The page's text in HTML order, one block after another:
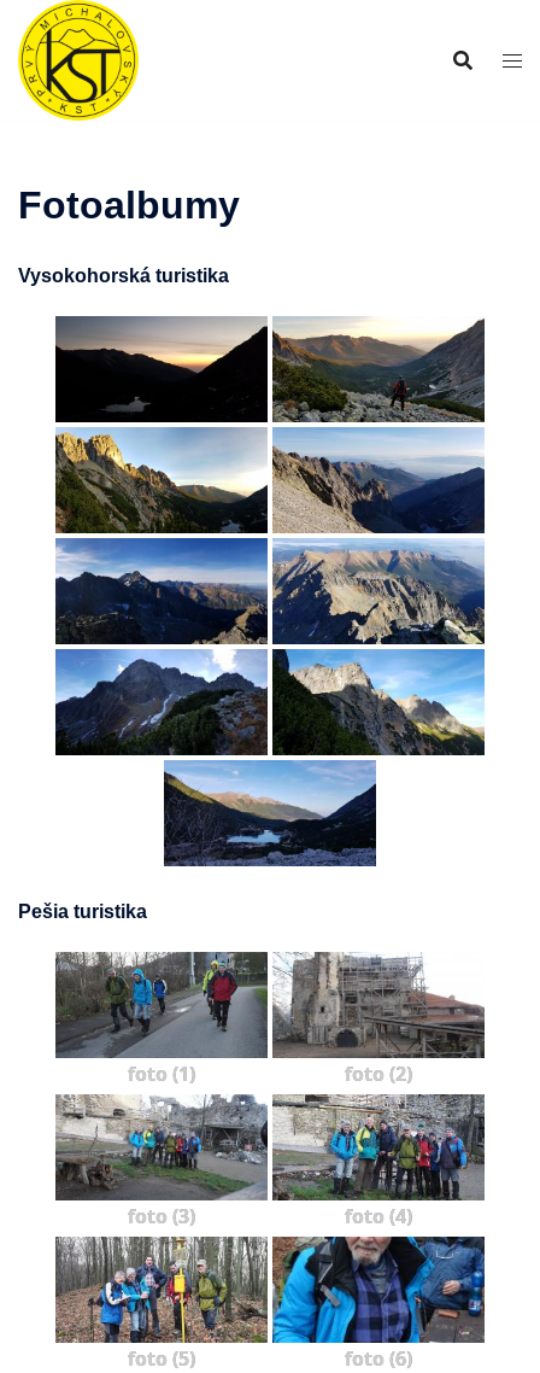
Preskočiť
obsah
Fotoalbumy
Vysokohorská turistika
Pešia turistika
foto (1) foto (2)
foto (3) foto (4)
foto (5) foto (6)